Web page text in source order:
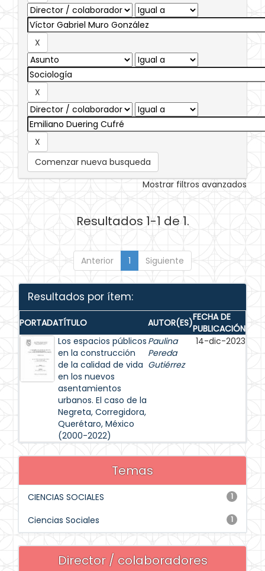
Comenzar nueva busqueda
Mostrar filtros avanzados
Resultados 1-1 de 1.
Anterior 1 Siguiente
Resultados por ítem:
PORTADATÍTULO AUTOR(ES)FECHA DE
PUBLICACIÓN
Los espacios públicos
en la construcción
de la calidad de vida
en los nuevos
asentamientos
urbanos. El caso de la
Negreta, Corregidora,
Querétaro, México
(2000-2022)
Paulina
Pereda
Gutiérrez
14-dic-2023
Temas
1
CIENCIAS SOCIALES
1
Ciencias Sociales
Director / colaboradores